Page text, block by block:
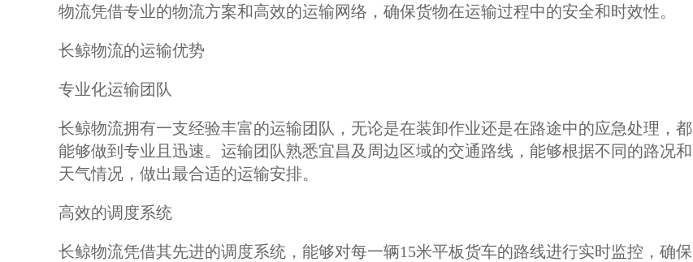
物流凭借专业的物流方案和高效的运输网络，确保货物在运输过程中的安全和时效性。
长鲸物流的运输优势
专业化运输团队
长鲸物流拥有一支经验丰富的运输团队，无论是在装卸作业还是在路途中的应急处理，都
能够做到专业且迅速。运输团队熟悉宜昌及周边区域的交通路线，能够根据不同的路况和
天气情况，做出最合适的运输安排。
高效的调度系统
长鲸物流凭借其先进的调度系统，能够对每一辆15米平板货车的路线进行实时监控，确保